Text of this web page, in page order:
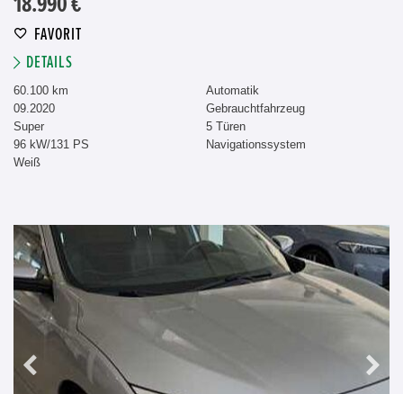
FAVORIT
DETAILS
60.100 km
09.2020
Super
96 kW/131 PS
Weiß
Automatik
Gebrauchtfahrzeug
5 Türen
Navigationssystem